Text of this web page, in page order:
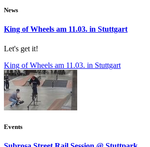
News
King of Wheels am 11.03. in Stuttgart
Let's get it!
King of Wheels am 11.03. in Stuttgart
Events